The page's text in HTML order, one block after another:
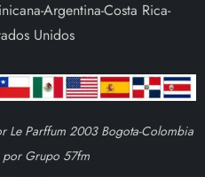
Argentina-Costa Rica-
Unidos
Le Parffum 2003 Bogota-Colombia
Grupo 57fm